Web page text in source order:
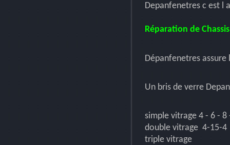
Depanfenetres c est l
Réparation de
Dépanfenetres
Un bris de verre
simple vitrage 4 - 6 - 8
double vitrage 4-15-4
triple vitrage